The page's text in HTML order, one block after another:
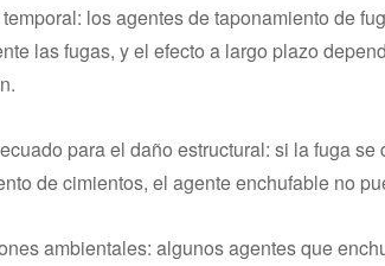
los agentes de taponamiento de
las fugas, y el efecto a largo plazo
para el daño estructural: si la fuga
de cimientos, el agente enchufable no
ambientales: algunos agentes que